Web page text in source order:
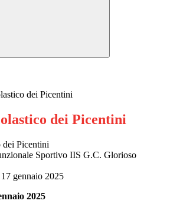
dei Picentini
dei Picentini
dei Picentini
Sportivo IIS G.C. Glorioso
gennaio 2025
2025